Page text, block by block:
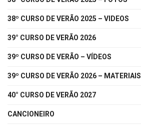
38º CURSO DE VERÃO 2025 – VIDEOS
39° CURSO DE VERÃO 2026
39º CURSO DE VERÃO – VÍDEOS
39º CURSO DE VERÃO 2026 – MATERIAIS
40° CURSO DE VERÃO 2027
CANCIONEIRO